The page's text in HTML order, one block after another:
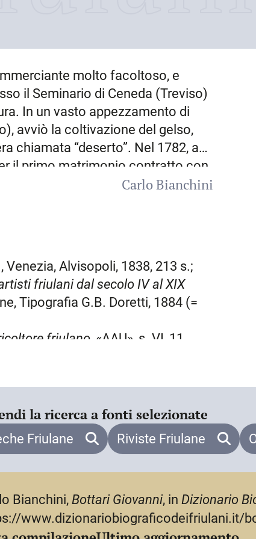
molto facoltoso, e
il Seminario di Ceneda (Treviso)
In un vasto appezzamento di
avviò la coltivazione del gelso,
chiamata “deserto”. Nel 1782, a
il primo matrimonio contratto con
trasferirsi a Cesarolo, presso
a una delle famiglie più in vista
anche grazie all’aiuto dello zio
in una vicenda giudiziaria
di un lungo processo venne
nella fortezza di Palma.
ritirò nella sua tenuta, che trovò
completamente ai lavori agricoli.
d’Italia», XI, 1811, e poi
lavoro compiuto nella tenuta di
sabbia e argilla, adottando
nei mercati di Trieste e Venezia
Si impegnò anche per la
per tutto l’appezzamento, e
nella zona di Latisana, a
Carlo Bianchini
Venezia, Alvisopoli, 1838, 213 s.;
friulani dal secolo IV al XIX
Tipografia G.B. Doretti, 1884 (=
friulano , «AAU», s. VI, 11
la ricerca a fonti selezionate
Friulane Riviste Friulane
Bianchini,Bottari Giovanni, in Dizionario
www.dizionariobiograficodeifriulani.it/